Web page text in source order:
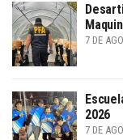
7 DE
2026
7 DE